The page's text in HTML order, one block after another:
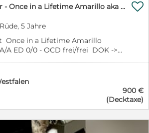
Deckrüde - Labrador - Once in a Lifetime Amarillo aka Sid
5 Jahre
Once in a Lifetime Amarillo
A ED 0/0 - OCD frei/frei DOK ->
Farbvererbung BBee (reinerbig
// nähere Abstammung siehe
(Blut) von: EIC, HNPK,
HUU, SD2, RD/OSD PKD, MH,
MTC, cnm/HMLR, AxD XL-MTM,
Baby 1. Platz - Best of Breed Baby

900 €
(Decktaxe)